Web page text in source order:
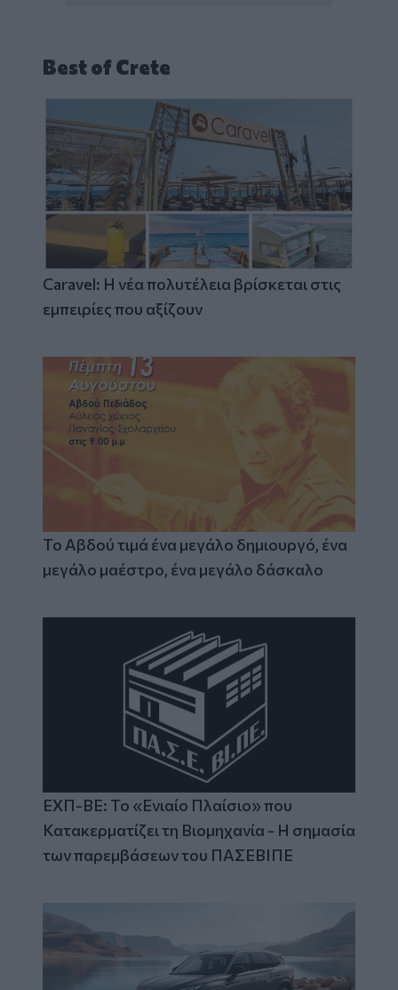
Best of Crete
Caravel: Η νέα πολυτέλεια βρίσκεται στις
εμπειρίες που αξίζουν
Το Αβδού τιμά ένα μεγάλο δημιουργό, ένα
μεγάλο μαέστρο, ένα μεγάλο δάσκαλο
ΕΧΠ-ΒΕ: Το «Ενιαίο Πλαίσιο» που
Κατακερματίζει τη Βιομηχανία - Η σημασία
των παρεμβάσεων του ΠΑΣΕΒΙΠΕ